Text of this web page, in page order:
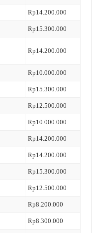
Rp14.200.000
Rp15.300.000
Rp14.200.000
Rp10.000.000
Rp15.300.000
Rp12.500.000
Rp10.000.000
Rp14.200.000
Rp14.200.000
Rp15.300.000
Rp12.500.000
Rp8.200.000
Rp8.300.000